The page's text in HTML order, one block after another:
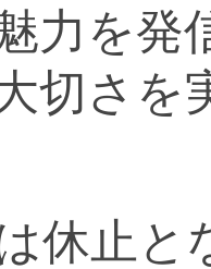
力を発
切さを
休止と